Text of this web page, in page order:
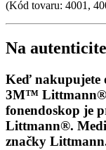
(Kód tovaru: 4001,
Na
Keď nakupujete
3M™ Littmann®,
fonendoskop je
Littmann®.
značky